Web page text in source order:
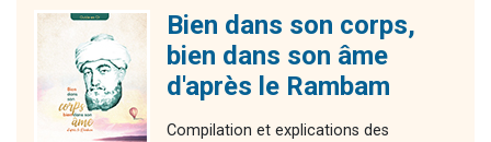
Bien dans son corps,
bien dans son âme
d'après le Rambam
Compilation et explications des